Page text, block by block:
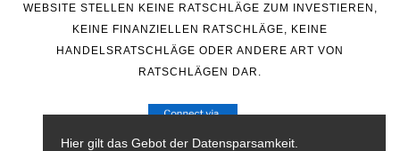
WEBSITE STELLEN KEINE RATSCHLÄGE ZUM INVESTIEREN,
KEINE FINANZIELLEN RATSCHLÄGE, KEINE
HANDELSRATSCHLÄGE ODER ANDERE ART VON
RATSCHLÄGEN DAR.
Hier gilt das Gebot der Datensparsamkeit.